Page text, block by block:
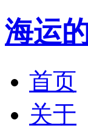
海运
首页
关于